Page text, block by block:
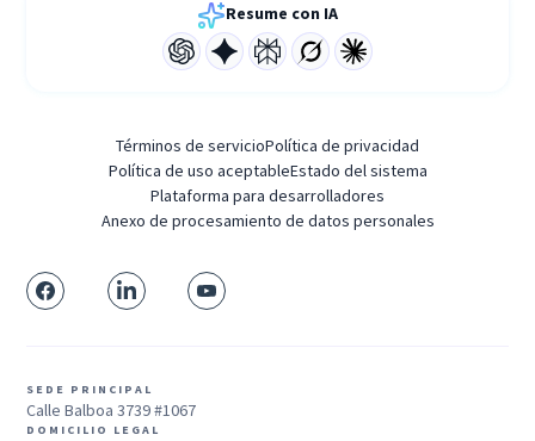
Resume con IA
Términos de servicioPolítica de privacidad
Política de uso aceptableEstado del sistema
Plataforma para desarrolladores
Anexo de procesamiento de datos personales
SEDE PRINCIPAL
Calle Balboa 3739 #1067
DOMICILIO LEGAL